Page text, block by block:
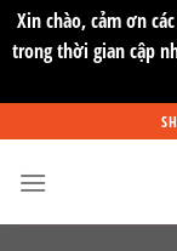
Xin chào, cảm ơn
trong thời gian cập
to
content